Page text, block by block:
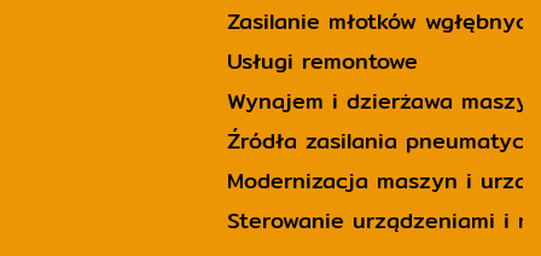
Zasilanie młotków wgłębnych
Usługi remontowe
Wynajem i dzierżawa maszyn
Źródła zasilania
Modernizacja maszyn i
Sterowanie urządzeniami i